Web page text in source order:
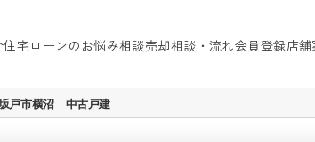
住宅ローンのお悩み相談売却相談・流れ会員登録店
戸市横沼 中古戸建